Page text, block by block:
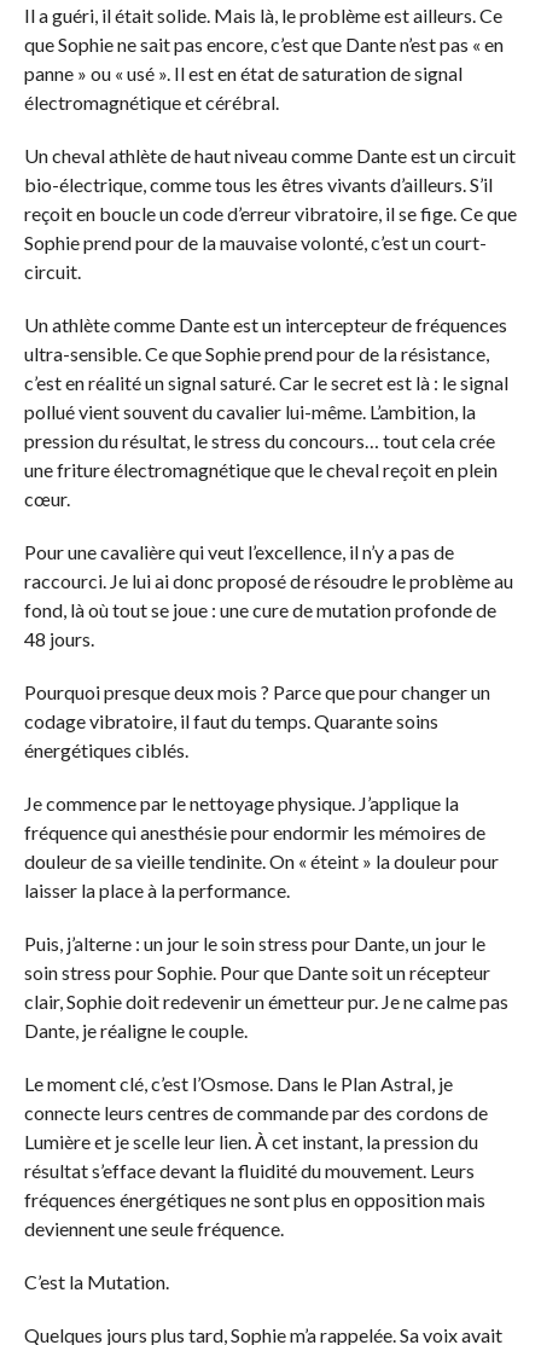
Il a guéri, il était solide. Mais là, le problème est ailleurs. Ce
que Sophie ne sait pas encore, c’est que Dante n’est pas « en
panne » ou « usé ». Il est en état de saturation de signal
électromagnétique et cérébral.
Un cheval athlète de haut niveau comme Dante est un circuit
bio-électrique, comme tous les êtres vivants d’ailleurs. S’il
reçoit en boucle un code d’erreur vibratoire, il se fige. Ce que
Sophie prend pour de la mauvaise volonté, c’est un court-
circuit.
Un athlète comme Dante est un intercepteur de fréquences
ultra-sensible. Ce que Sophie prend pour de la résistance,
c’est en réalité un signal saturé. Car le secret est là : le signal
pollué vient souvent du cavalier lui-même. L’ambition, la
pression du résultat, le stress du concours… tout cela crée
une friture électromagnétique que le cheval reçoit en plein
cœur.
Pour une cavalière qui veut l’excellence, il n’y a pas de
raccourci. Je lui ai donc proposé de résoudre le problème au
fond, là où tout se joue : une cure de mutation profonde de
48 jours.
Pourquoi presque deux mois ? Parce que pour changer un
codage vibratoire, il faut du temps. Quarante soins
énergétiques ciblés.
Je commence par le nettoyage physique. J’applique la
fréquence qui anesthésie pour endormir les mémoires de
douleur de sa vieille tendinite. On « éteint » la douleur pour
laisser la place à la performance.
Puis, j’alterne : un jour le soin stress pour Dante, un jour le
soin stress pour Sophie. Pour que Dante soit un récepteur
clair, Sophie doit redevenir un émetteur pur. Je ne calme pas
Dante, je réaligne le couple.
Le moment clé, c’est l’Osmose. Dans le Plan Astral, je
connecte leurs centres de commande par des cordons de
Lumière et je scelle leur lien. À cet instant, la pression du
résultat s’efface devant la fluidité du mouvement. Leurs
fréquences énergétiques ne sont plus en opposition mais
deviennent une seule fréquence.
C’est la Mutation.
Quelques jours plus tard, Sophie m’a rappelée. Sa voix avait